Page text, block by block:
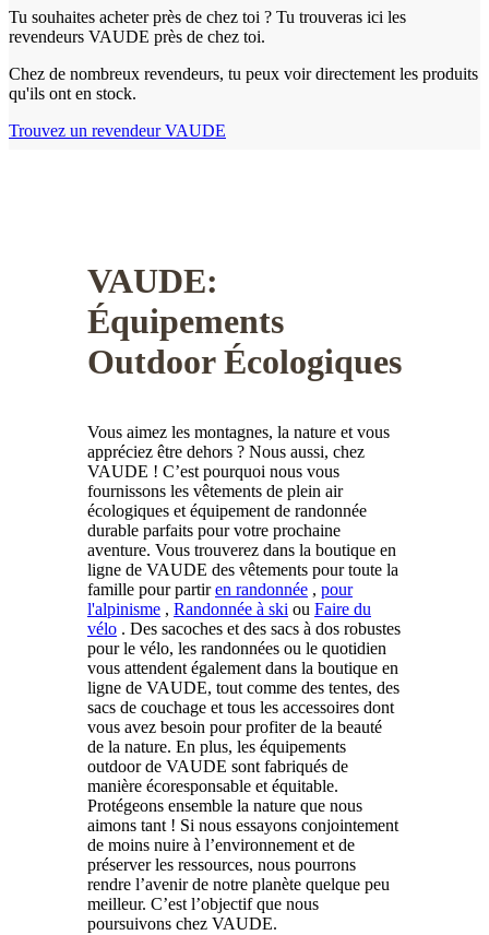
Tu souhaites acheter près de chez toi ? Tu trouveras ici les
revendeurs VAUDE près de chez toi.
Chez de nombreux revendeurs, tu peux voir directement les produits
qu'ils ont en stock.
Trouvez un revendeur VAUDE
VAUDE:
Équipements
Outdoor Écologiques
Vous aimez les montagnes, la nature et vous
appréciez être dehors ? Nous aussi, chez
VAUDE ! C’est pourquoi nous vous
fournissons les vêtements de plein air
écologiques et équipement de randonnée
durable parfaits pour votre prochaine
aventure. Vous trouverez dans la boutique en
ligne de VAUDE des vêtements pour toute la
famille pour partiren randonnée , pour
l'alpinisme , Randonnée à ski ou Faire du
vélo . Des sacoches et des sacs à dos robustes
pour le vélo, les randonnées ou le quotidien
vous attendent également dans la boutique en
ligne de VAUDE, tout comme des tentes, des
sacs de couchage et tous les accessoires dont
vous avez besoin pour profiter de la beauté
de la nature. En plus, les équipements
outdoor de VAUDE sont fabriqués de
manière écoresponsable et équitable.
Protégeons ensemble la nature que nous
aimons tant ! Si nous essayons conjointement
de moins nuire à l’environnement et de
préserver les ressources, nous pourrons
rendre l’avenir de notre planète quelque peu
meilleur. C’est l’objectif que nous
poursuivons chez VAUDE.